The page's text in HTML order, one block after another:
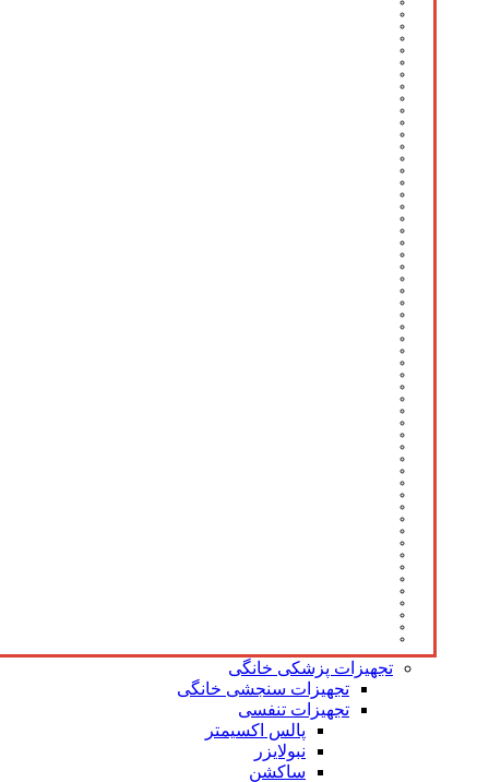
تجهیزات پزشکی خانگی
تجهیزات سنجشی خانگی
تجهیزات تنفسی
پالس اکسیمتر
نبولایزر
ساکشن